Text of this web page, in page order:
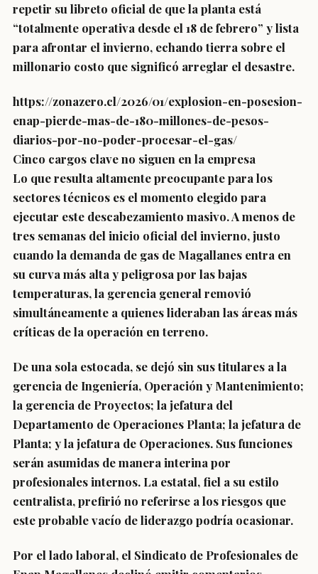
repetir su libreto oficial de que la planta está
“totalmente operativa desde el 18 de febrero” y lista
para afrontar el invierno, echando tierra sobre el
millonario costo que significó arreglar el desastre.
https://zonazero.cl/2026/01/explosion-en-posesion-
enap-pierde-mas-de-180-millones-de-pesos-
diarios-por-no-poder-procesar-el-gas/
Cinco cargos clave no siguen en la empresa
Lo que resulta altamente preocupante para los
sectores técnicos es el momento elegido para
ejecutar este descabezamiento masivo. A menos de
tres semanas del inicio oficial del invierno, justo
cuando la demanda de gas de Magallanes entra en
su curva más alta y peligrosa por las bajas
temperaturas, la gerencia general removió
simultáneamente a quienes lideraban las áreas más
críticas de la operación en terreno.
De una sola estocada, se dejó sin sus titulares a la
gerencia de Ingeniería, Operación y Mantenimiento;
la gerencia de Proyectos; la jefatura del
Departamento de Operaciones Planta; la jefatura de
Planta; y la jefatura de Operaciones. Sus funciones
serán asumidas de manera interina por
profesionales internos. La estatal, fiel a su estilo
centralista, prefirió no referirse a los riesgos que
este probable vacío de liderazgo podría ocasionar.
Por el lado laboral, el Sindicato de Profesionales de